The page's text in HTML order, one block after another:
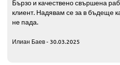
Бързо и качествено свършена
клиент. Надявам се за в бъдеще
не пада.
Илиан Баев - 30.03.2025